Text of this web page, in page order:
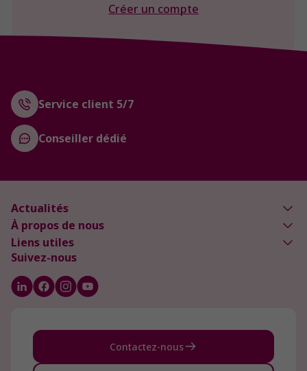
Créer un compte
Service client 5/7
Conseiller dédié
Actualités
À propos de nous
Liens utiles
Suivez-nous
Contactez-nous